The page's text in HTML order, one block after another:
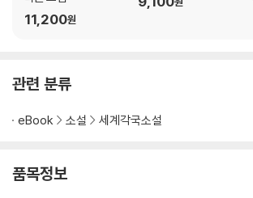
11,200원
관련 분류
eBook 소설 세계각국소설
품목정보